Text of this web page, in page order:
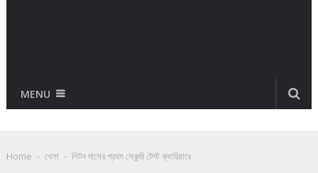
MENU
Home - খেলা - লিটন দাসের প্রথম সেঞ্চুরি টেস্ট ক্যারিয়ারে